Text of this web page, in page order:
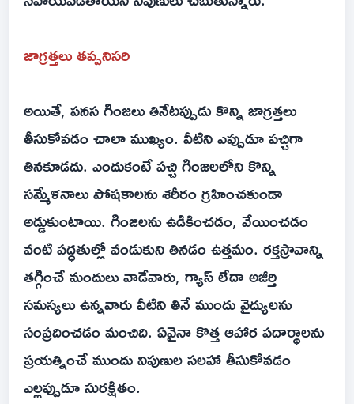
జాగ్రత్తలు తప్పనిసరి
అయితే, పనస గింజలు తినేటప్పుడు కొన్ని జాగ్రత్తలు
తీసుకోవడం చాలా ముఖ్యం. వీటిని ఎప్పుడూ పచ్చిగా
తినకూడదు. ఎందుకంటే పచ్చి గింజలలోని కొన్ని
సమ్మేళనాలు పోషకాలను శరీరం గ్రహించకుండా
అడ్డుకుంటాయి. గింజలను ఉడికించడం, వేయించడం
వంటి పద్ధతుల్లో వండుకుని తినడం ఉత్తమం. రక్తస్రావాన్ని
తగ్గించే మందులు వాడేవారు, గ్యాస్ లేదా అజీర్తి
సమస్యలు ఉన్నవారు వీటిని తినే ముందు వైద్యులను
సంప్రదించడం మంచిది. ఏవైనా కొత్త ఆహార పదార్థాలను
ప్రయత్నించే ముందు నిపుణుల సలహా తీసుకోవడం
ఎల్లప్పుడూ సురక్షితం.